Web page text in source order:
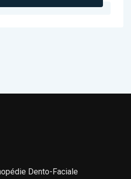
Dento-Faciale